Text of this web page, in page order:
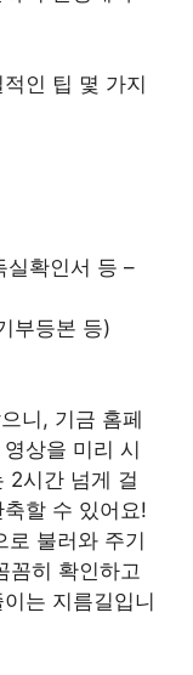
인 팁 몇 가지
실확인서 등 –
부등본 등)
니, 기금 홈페
상을 미리 시
2시간 넘게 걸
할 수 있어요!
로 불러와 주기
꼼히 확인하고
는 지름길입니